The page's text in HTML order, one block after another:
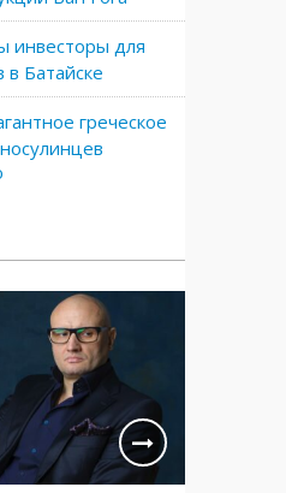
инвесторы для
в Батайске
греческое